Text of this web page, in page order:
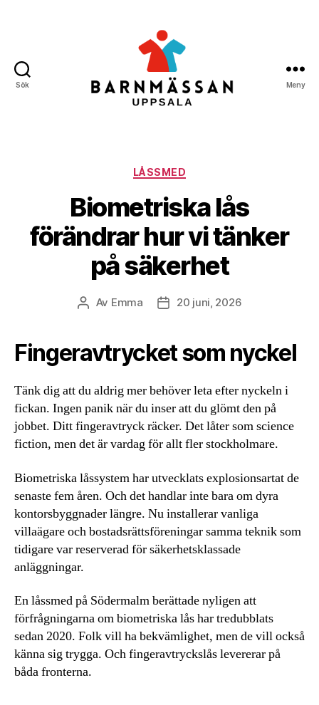
Sök Meny
Kategorier
LÅSSMED
Biometriska lås
förändrar hur vi tänker
på säkerhet
Inläggsförfattare
Av Emma Inläggsdatum
20 juni, 2026
Fingeravtrycket som nyckel
Tänk dig att du aldrig mer behöver leta efter nyckeln i
fickan. Ingen panik när du inser att du glömt den på
jobbet. Ditt fingeravtryck räcker. Det låter som science
fiction, men det är vardag för allt fler stockholmare.
Biometriska låssystem har utvecklats explosionsartat de
senaste fem åren. Och det handlar inte bara om dyra
kontorsbyggnader längre. Nu installerar vanliga
villaägare och bostadsrättsföreningar samma teknik som
tidigare var reserverad för säkerhetsklassade
anläggningar.
En låssmed på Södermalm berättade nyligen att
förfrågningarna om biometriska lås har tredubblats
sedan 2020. Folk vill ha bekvämlighet, men de vill också
känna sig trygga. Och fingeravtryckslås levererar på
båda fronterna.